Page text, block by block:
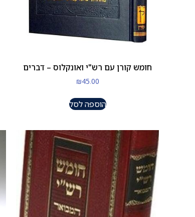
חומש קורן עם רש"י ואונקלוס – דברים
₪45.00
הוספה לסל